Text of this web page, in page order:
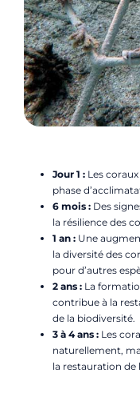
Jour 1 : Les
phase
6 mois : Des
la résilience des
1 an : Une
la diversité des
pour d’autres
2 ans : La
contribue à la
de la biodiversité.
3 à 4 ans : Les
naturellement,
la restauration de